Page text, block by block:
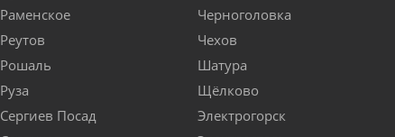
Раменское
Реутов
Рошаль
Руза
Сергиев Посад
Черноголовка
Чехов
Шатура
Щёлково
Электрогорск